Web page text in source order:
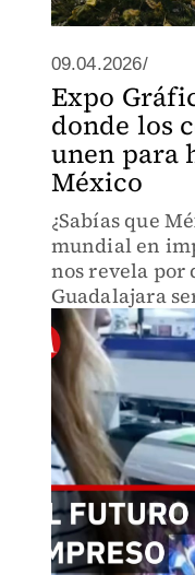
09.04.2026/
Expo
donde los
unen para
México
¿Sabías que
mundial en
nos revela por
Guadalajara
negocios este